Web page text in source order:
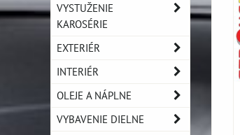
VYSTUŽENIE
KAROSÉRIE
EXTERIÉR
INTERIÉR
OLEJE A NÁPLNE
VYBAVENIE DIELNE